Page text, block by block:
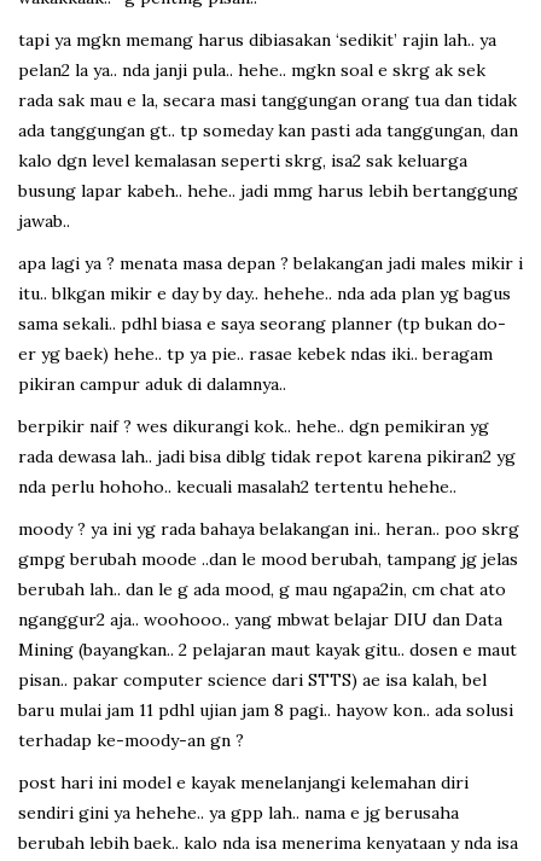
tapi ya mgkn memang harus dibiasakan ‘sedikit’ rajin lah.. ya
pelan2 la ya.. nda janji pula.. hehe.. mgkn soal e skrg ak sek
rada sak mau e la, secara masi tanggungan orang tua dan tidak
ada tanggungan gt.. tp someday kan pasti ada tanggungan, dan
kalo dgn level kemalasan seperti skrg, isa2 sak keluarga
busung lapar kabeh.. hehe.. jadi mmg harus lebih bertanggung
jawab..
apa lagi ya ? menata masa depan ? belakangan jadi males mikir i
itu.. blkgan mikir e day by day.. hehehe.. nda ada plan yg bagus
sama sekali.. pdhl biasa e saya seorang planner (tp bukan do-
er yg baek) hehe.. tp ya pie.. rasae kebek ndas iki.. beragam
pikiran campur aduk di dalamnya..
berpikir naif ? wes dikurangi kok.. hehe.. dgn pemikiran yg
rada dewasa lah.. jadi bisa diblg tidak repot karena pikiran2 yg
nda perlu hohoho.. kecuali masalah2 tertentu hehehe..
moody ? ya ini yg rada bahaya belakangan ini.. heran.. poo skrg
gmpg berubah moode ..dan le mood berubah, tampang jg jelas
berubah lah.. dan le g ada mood, g mau ngapa2in, cm chat ato
nganggur2 aja.. woohooo.. yang mbwat belajar DIU dan Data
Mining (bayangkan.. 2 pelajaran maut kayak gitu.. dosen e maut
pisan.. pakar computer science dari STTS) ae isa kalah, bel
baru mulai jam 11 pdhl ujian jam 8 pagi.. hayow kon.. ada solusi
terhadap ke-moody-an gn ?
post hari ini model e kayak menelanjangi kelemahan diri
sendiri gini ya hehehe.. ya gpp lah.. nama e jg berusaha
berubah lebih baek.. kalo nda isa menerima kenyataan y nda isa